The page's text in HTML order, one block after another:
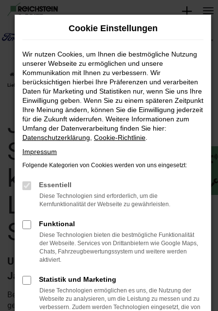
Zum
springen
Startseite Saalfeld Jaguar
Jaguar I-Pace in Saalfeld günstig kaufen |
Lieferservice nach Saalfeld
Jaguar I-Pace in
Saalfeld günstig
kaufen |
Lieferservice nach
Saalfeld
Unterwegs in Saalfeld – warum nicht im
Jaguar I-Pace?
Bestimmt haben Sie schon viel über den Jaguar I-Pace
gelesen oder eines der Fahrzeuge auf den Straßen von
Cookie Einstellungen
Wir nutzen Cookies, um Ihnen die bestmögliche Nutzung
unserer Webseite zu ermöglichen und unsere
Kommunikation mit Ihnen zu verbessern. Wir
berücksichtigen hierbei Ihre Präferenzen und verarbeiten
Daten für Marketing und Statistiken nur, wenn Sie uns Ihre
Einwilligung geben. Wenn Sie zu einem späteren Zeitpunkt
Ihre Meinung ändern, können Sie die Einwilligung jederzeit
für die Zukunft widerrufen. Weitere Informationen zum
Umfang der Datenverarbeitung finden Sie hier:
Datenschutzerklärung Cookie-Richtlinie
Impressum
Folgende Kategorien von Cookies werden von uns eingesetzt:
Essentiell
Diese Technologien sind erforderlich, um die
Kernfunktionalität der Webseite zu gewährleisten.
Funktional
Diese Technologien bieten die bestmögliche Funktionalität
der Webseite. Services von Drittanbietern wie Google Maps,
Chats, Fahrzeugbewertungssystem und weitere werden
aktiviert.
Statistik und Marketing
Diese Technologien ermöglichen es uns, die Nutzung der
Webseite zu analysieren, um die Leistung zu messen und zu
verbessern. Zudem werden Technologien eingesetzt, die von